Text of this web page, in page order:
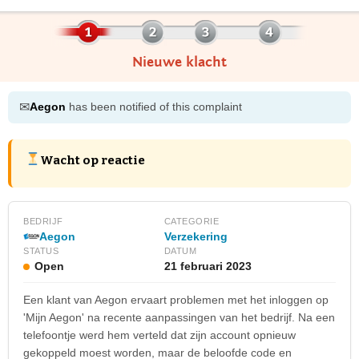
Nieuwe klacht
✉Aegon has been notified of this complaint
Wacht op reactie
BEDRIJF
Aegon
CATEGORIE
Verzekering
STATUS
Open
DATUM
21 februari 2023
Een klant van Aegon ervaart problemen met het inloggen op
'Mijn Aegon' na recente aanpassingen van het bedrijf. Na een
telefoontje werd hem verteld dat zijn account opnieuw
gekoppeld moest worden, maar de beloofde code en